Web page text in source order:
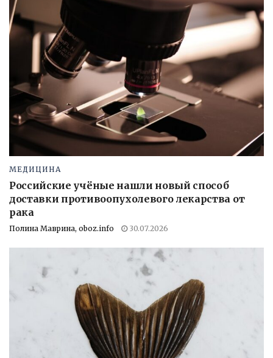
МЕДИЦИНА
Российские учёные нашли новый способ
доставки противоопухолевого лекарства от
рака
Полина Маврина, oboz.info 30.07.2026